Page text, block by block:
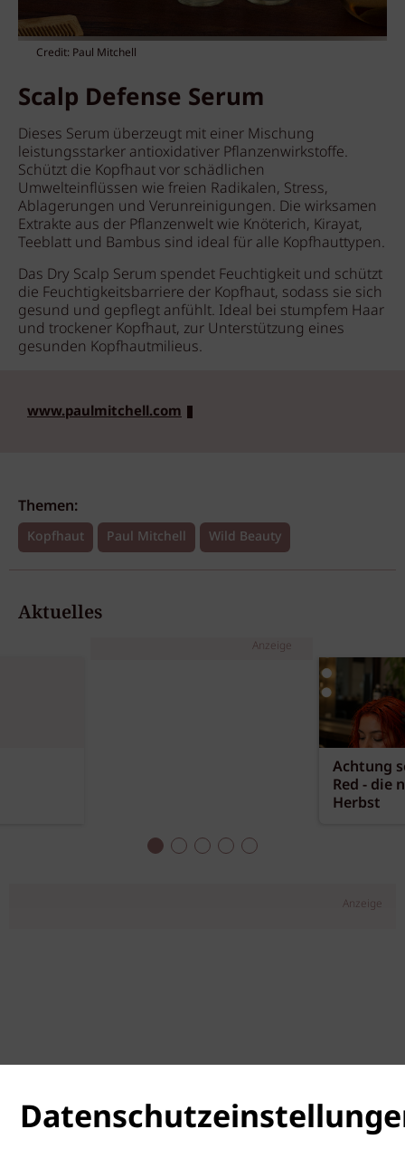
Credit: Paul Mitchell
Scalp Defense Serum
Dieses Serum überzeugt mit einer Mischung
leistungsstarker antioxidativer Pflanzenwirkstoffe.
Schützt die Kopfhaut vor schädlichen
Umwelteinflüssen wie freien Radikalen, Stress,
Ablagerungen und Verunreinigungen. Die wirksamen
Extrakte aus der Pflanzenwelt wie Knöterich, Kirayat,
Teeblatt und Bambus sind ideal für alle Kopfhauttypen.
Das Dry Scalp Serum spendet Feuchtigkeit und schützt
die Feuchtigkeitsbarriere der Kopfhaut, sodass sie sich
gesund und gepflegt anfühlt. Ideal bei stumpfem Haar
und trockener Kopfhaut, zur Unterstützung eines
gesunden Kopfhautmilieus.
www.paulmitchell.com
Themen:
Kopfhaut Paul Mitchell Wild Beauty
Aktuelles
Anzeige
Achtung
Red - die
Herbst
Anzeige